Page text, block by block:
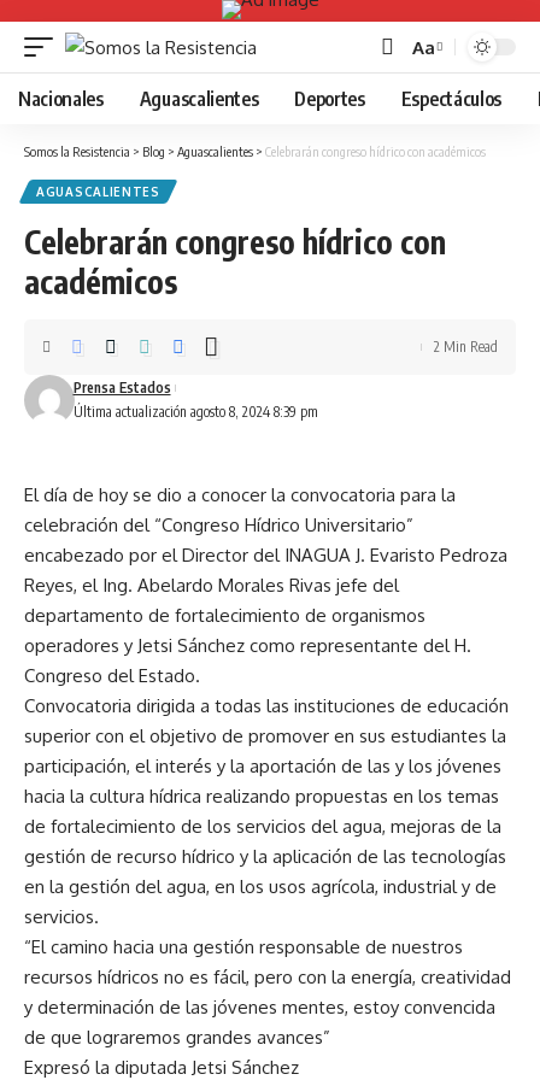
Font
Resizer
Aa
Nacionales Aguascalientes Deportes Espectáculos
Somos la Resistencia > Blog > Aguascalientes > Celebrarán congreso hídrico con académicos
AGUASCALIENTES
Celebrarán congreso hídrico con
académicos
Última actualización agosto 8, 2024 8:39 pm
Prensa Estados
2 Min Read
El día de hoy se dio a conocer la convocatoria para la
celebración del “Congreso Hídrico Universitario”
encabezado por el Director del INAGUA J. Evaristo Pedroza
Reyes, el Ing. Abelardo Morales Rivas jefe del
departamento de fortalecimiento de organismos
operadores y Jetsi Sánchez como representante del H.
Congreso del Estado.
Convocatoria dirigida a todas las instituciones de educación
superior con el objetivo de promover en sus estudiantes la
participación, el interés y la aportación de las y los jóvenes
hacia la cultura hídrica realizando propuestas en los temas
de fortalecimiento de los servicios del agua, mejoras de la
gestión de recurso hídrico y la aplicación de las tecnologías
en la gestión del agua, en los usos agrícola, industrial y de
servicios.
“El camino hacia una gestión responsable de nuestros
recursos hídricos no es fácil, pero con la energía, creatividad
y determinación de las jóvenes mentes, estoy convencida
de que lograremos grandes avances”
Expresó la diputada Jetsi Sánchez